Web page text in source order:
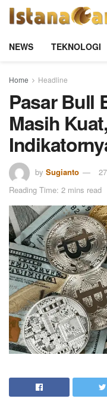
NEWS TEKNOLOGI
Home Headline
Pasar Bull
Masih
by Sugianto
Reading Time: 2 mins read